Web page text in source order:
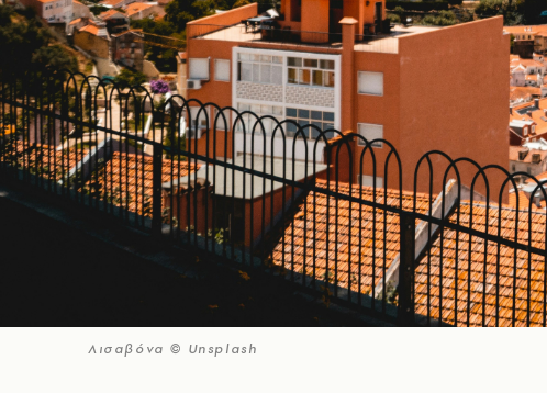
Λισαβόνα © Unsplash